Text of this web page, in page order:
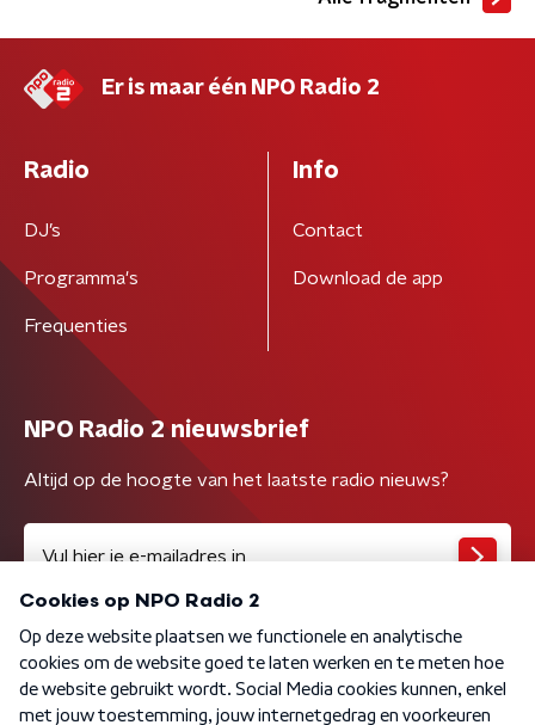
Er is maar één NPO Radio 2
Radio
DJ’s
Programma's
Frequenties
Info
Contact
Download de app
NPO Radio 2 nieuwsbrief
Altijd op de hoogte van het laatste radio nieuws?
Algemene voorwaarden